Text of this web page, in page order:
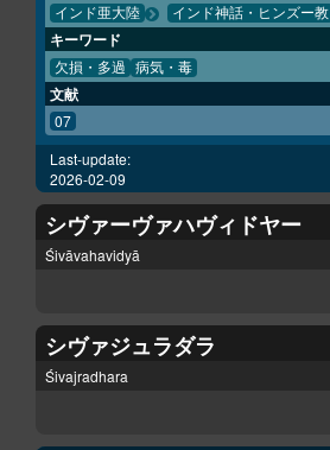
インド亜大陸 インド神話・ヒンズー教
キーワード
欠損・多過 病気・毒
文献
07
Last-update:
2026-02-09
シヴァーヴァハヴィドヤー
Śivāvahavidyā
シヴァジュラダラ
Śivajradhara